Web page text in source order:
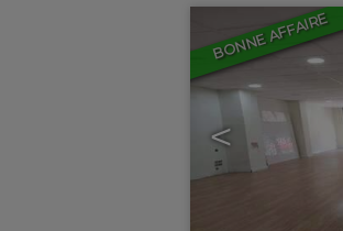
BONNE AFFAIRE
<